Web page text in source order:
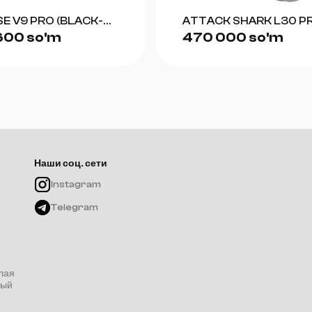
V9 PRO (BLACK-
so'm
ATTACK SHARK L30
(WHITE+SILVER)
470 000 so'm
Наши соц. сети
Instagram
Telegram